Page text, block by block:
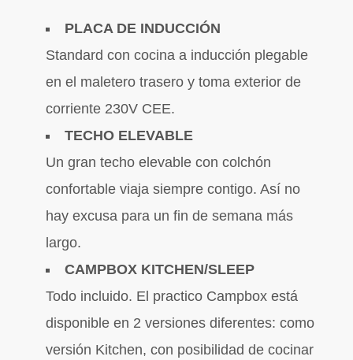
PLACA DE INDUCCIÓN
Standard con cocina a inducción plegable
en el maletero trasero y toma exterior de
corriente 230V CEE.
TECHO ELEVABLE
Un gran techo elevable con colchón
confortable viaja siempre contigo. Así no
hay excusa para un fin de semana más
largo.
CAMPBOX KITCHEN/SLEEP
Todo incluido. El practico Campbox está
disponible en 2 versiones diferentes: como
versión Kitchen, con posibilidad de cocinar